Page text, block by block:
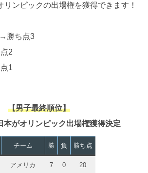
リンピックの出場権を獲得できます！
勝ち点3
2
1
【男子最終順位】
本がオリンピック出場権獲得決定
チーム 勝 負 勝ち点
アメリカ 7 0 20